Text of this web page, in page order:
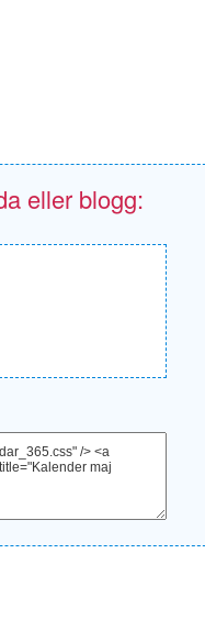
eller blogg: